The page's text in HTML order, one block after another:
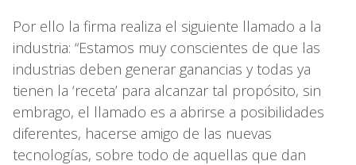
Por ello la firma realiza el siguiente llamado a la
industria: “Estamos muy conscientes de que las
industrias deben generar ganancias y todas ya
tienen la ‘receta’ para alcanzar tal propósito, sin
embrago, el llamado es a abrirse a posibilidades
diferentes, hacerse amigo de las nuevas
tecnologías, sobre todo de aquellas que dan